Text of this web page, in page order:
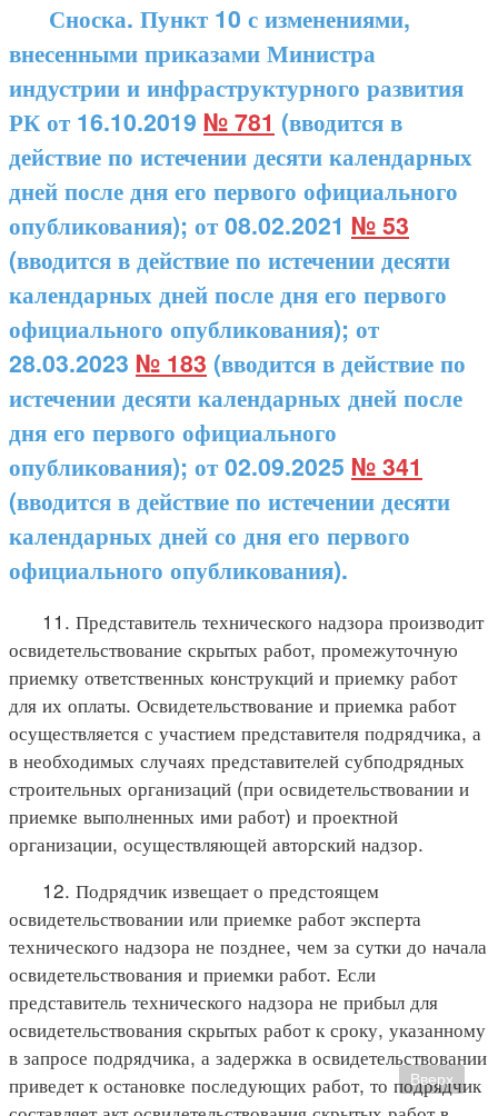
Сноска. Пункт 10 с изменениями,
внесенными приказами Министра
индустрии и инфраструктурного развития
РК от 16.10.2019 № 781 (вводится в
действие по истечении десяти календарных
дней после дня его первого официального
опубликования); от 08.02.2021 № 53
(вводится в действие по истечении десяти
календарных дней после дня его первого
официального опубликования); от
28.03.2023 № 183 (вводится в действие по
истечении десяти календарных дней после
дня его первого официального
опубликования); от 02.09.2025 № 341
(вводится в действие по истечении десяти
календарных дней со дня его первого
официального опубликования).
11. Представитель технического надзора производит
освидетельствование скрытых работ, промежуточную
приемку ответственных конструкций и приемку работ
для их оплаты. Освидетельствование и приемка работ
осуществляется с участием представителя подрядчика, а
в необходимых случаях представителей субподрядных
строительных организаций (при освидетельствовании и
приемке выполненных ими работ) и проектной
организации, осуществляющей авторский надзор.
12. Подрядчик извещает о предстоящем
освидетельствовании или приемке работ эксперта
технического надзора не позднее, чем за сутки до начала
освидетельствования и приемки работ. Если
представитель технического надзора не прибыл для
освидетельствования скрытых работ к сроку, указанному
в запросе подрядчика, а задержка в освидетельствовании
приведет к остановке последующих работ, то подрядчик
Вверх